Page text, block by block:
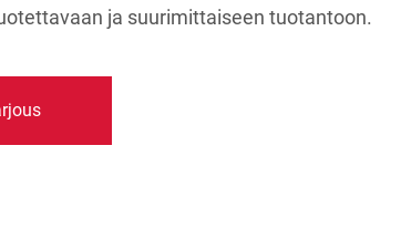
ja suurimittaiseen tuotantoon.